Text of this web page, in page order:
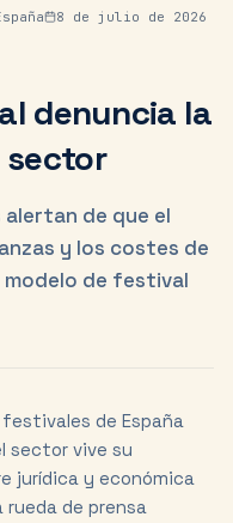
8 de julio de 2026
denuncia la
sector
de que el
y los costes de
modelo de festival
de España
sector vive su
jurídica y económica
de prensa